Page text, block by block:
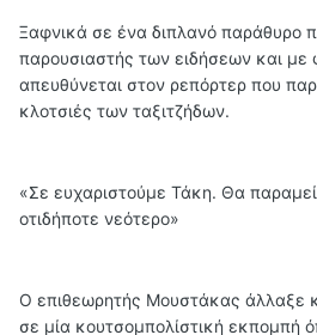
Ξαφνικά σε ένα διπλανό παράθυρο
παρουσιαστής των ειδήσεων και με
απευθύνεται στον ρεπόρτερ που
κλοτσιές των ταξιτζήδων.
«Σε ευχαριστούμε Τάκη. Θα
οτιδήποτε νεότερο»
Ο επιθεωρητής Μουστάκας άλλαξε
σε μία κουτσομπολίστική εκπομπή